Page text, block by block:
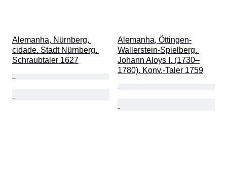
Alemanha, Nürnberg,
cidade. Stadt Nürnberg.
Schraubtaler 1627
Alemanha, Öttingen-
Wallerstein-Spielberg.
Johann Aloys I. (1730–
1780). Konv.-Taler 1759